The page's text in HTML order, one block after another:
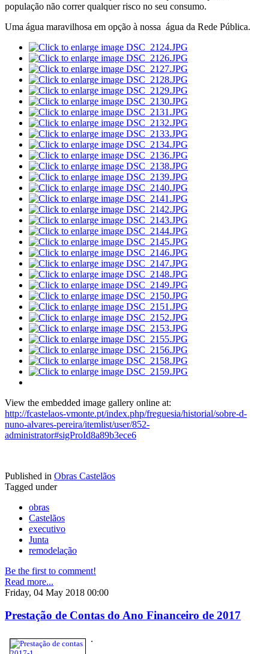
população não correr qualquer risco no seu consumo.
Uma água maravilhosa em opção à nossa água da Rede Pública.
View the embedded image gallery online at:
http://fcastelaos-vmonte.pt/index.php/freguesia/historial/sobre-d-
nuno-alvares-pereira/itemlist/user/852-
administrator#sigProId8a89b3ece6
Published in Obras Castelãos
Tagged under
obras
Castelãos
executivo
Junta
remodelação
Be the first to comment!
Read more...
Friday, 04 May 2018 00:00
Prestação de Contas do Ano Financeiro de 2017
.